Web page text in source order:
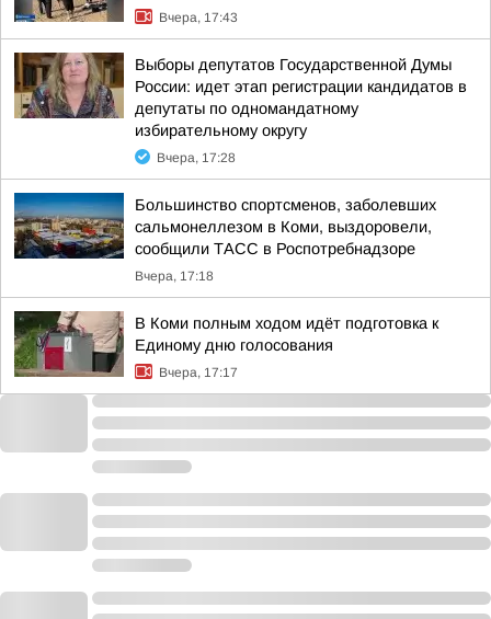
Вчера, 17:43
Выборы депутатов Государственной Думы
России: идет этап регистрации кандидатов в
депутаты по одномандатному
избирательному округу
Вчера, 17:28
Большинство спортсменов, заболевших
сальмонеллезом в Коми, выздоровели,
сообщили ТАСС в Роспотребнадзоре
Вчера, 17:18
В Коми полным ходом идёт подготовка к
Единому дню голосования
Вчера, 17:17